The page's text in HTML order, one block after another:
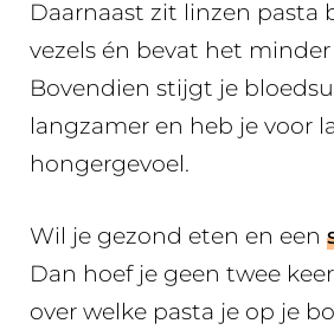
Daarnaast zit linzen pasta
vezels én bevat het
Bovendien stijgt je
langzamer en heb je voor
hongergevoel.
Wil je gezond eten en een
Dan hoef je geen twee
over welke pasta je op je